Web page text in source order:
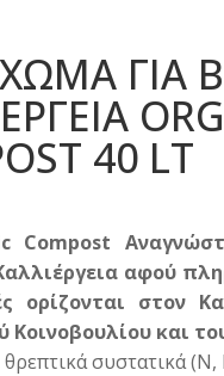
ΓΙΑ
40 LT
Compost
αφού
ορίζονται στον
Κοινοβουλίου και
συστατικά (N,